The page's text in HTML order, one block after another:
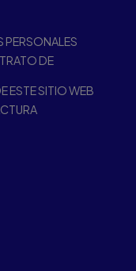
PERSONALES
DE
ESTE SITIO WEB